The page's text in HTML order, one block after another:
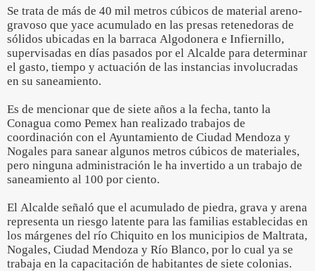
Se trata de más de 40 mil metros cúbicos de material areno-
gravoso que yace acumulado en las presas retenedoras de
sólidos ubicadas en la barraca Algodonera e Infiernillo,
supervisadas en días pasados por el Alcalde para determinar
el gasto, tiempo y actuación de las instancias involucradas
en su saneamiento.
Es de mencionar que de siete años a la fecha, tanto la
Conagua como Pemex han realizado trabajos de
coordinación con el Ayuntamiento de Ciudad Mendoza y
Nogales para sanear algunos metros cúbicos de materiales,
pero ninguna administración le ha invertido a un trabajo de
saneamiento al 100 por ciento.
El Alcalde señaló que el acumulado de piedra, grava y arena
representa un riesgo latente para las familias establecidas en
los márgenes del río Chiquito en los municipios de Maltrata,
Nogales, Ciudad Mendoza y Río Blanco, por lo cual ya se
trabaja en la capacitación de habitantes de siete colonias.